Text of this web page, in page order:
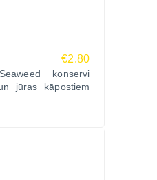
€2.80
konservi
jūras kāpostiem